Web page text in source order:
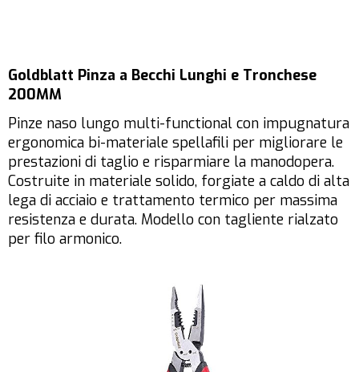
Goldblatt Pinza a Becchi Lunghi e Tronchese
200MM
Pinze naso lungo multi-functional con impugnatura
ergonomica bi-materiale spellafili per migliorare le
prestazioni di taglio e risparmiare la manodopera.
Costruite in materiale solido, forgiate a caldo di alta
lega di acciaio e trattamento termico per massima
resistenza e durata. Modello con tagliente rialzato
per filo armonico.